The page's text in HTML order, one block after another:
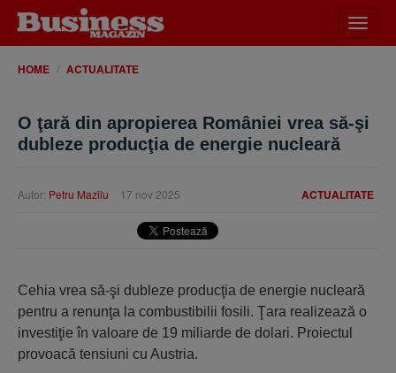
meniu
HOME ACTUALITATE
O ţară din apropierea României vrea să-şi
dubleze producţia de energie nucleară
ACTUALITATE
Autor: Petru Mazilu 17 nov 2025
Cehia vrea să-şi dubleze producţia de energie nucleară
pentru a renunţa la combustibilii fosili. Ţara realizează o
investiţie în valoare de 19 miliarde de dolari. Proiectul
provoacă tensiuni cu Austria.